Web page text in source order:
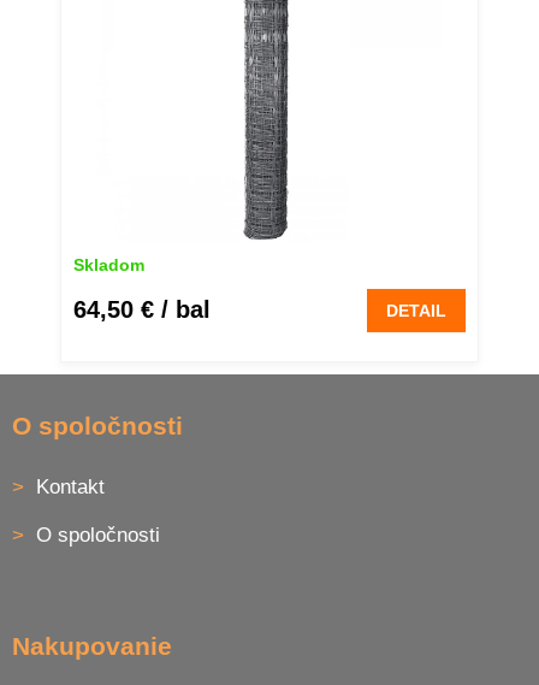
Skladom
64,50 € / bal DETAIL
O spoločnosti
Kontakt
O spoločnosti
Nakupovanie